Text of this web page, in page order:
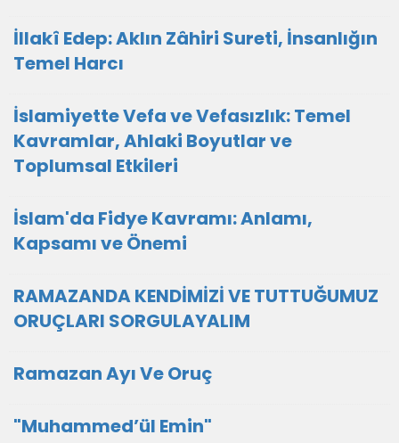
İllakî Edep: Aklın Zâhiri Sureti, İnsanlığın
Temel Harcı
İslamiyette Vefa ve Vefasızlık: Temel
Kavramlar, Ahlaki Boyutlar ve
Toplumsal Etkileri
İslam'da Fidye Kavramı: Anlamı,
Kapsamı ve Önemi
RAMAZANDA KENDİMİZİ VE TUTTUĞUMUZ
ORUÇLARI SORGULAYALIM
Ramazan Ayı Ve Oruç
"Muhammed’ül Emin"